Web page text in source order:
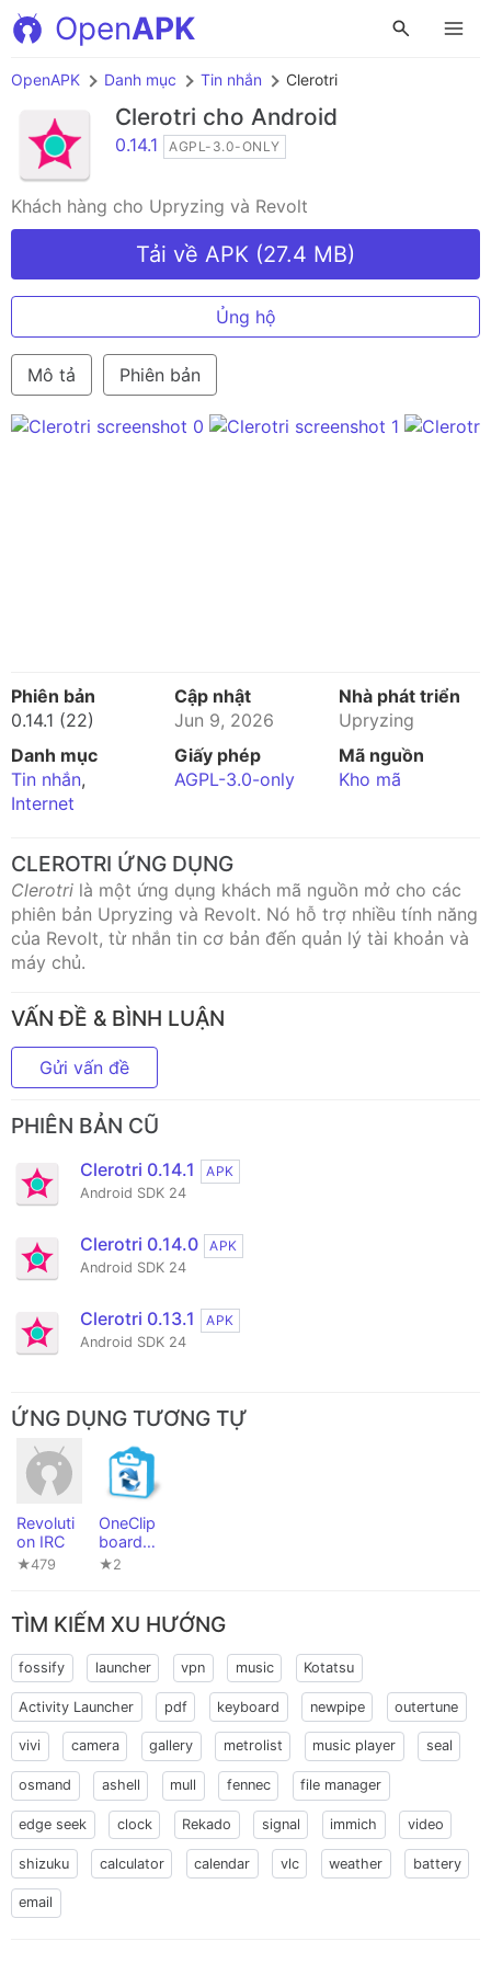
OpenAPK
OpenAPK Danh mục Tin nhắn Clerotri
Clerotri cho Android
0.14.1 AGPL-3.0-ONLY
Khách hàng cho Upryzing và Revolt
Tải về APK (27.4 MB)
Ủng hộ
Mô tả Phiên bản
Phiên bản
0.14.1 (22)
Cập nhật
Jun 9, 2026
Nhà phát triển
Upryzing
Danh mục
Tin nhắn,
Internet
Giấy phép
AGPL-3.0-only
Mã nguồn
Kho mã
CLEROTRI ỨNG DỤNG
Clerotri là một ứng dụng khách mã nguồn mở cho các
phiên bản Upryzing và Revolt. Nó hỗ trợ nhiều tính năng
của Revolt, từ nhắn tin cơ bản đến quản lý tài khoản và
máy chủ.
VẤN ĐỀ & BÌNH LUẬN
Gửi vấn đề
PHIÊN BẢN CŨ
Clerotri 0.14.1
APK
Android SDK 24
Clerotri 0.14.0
APK
Android SDK 24
Clerotri 0.13.1
APK
Android SDK 24
ỨNG DỤNG TƯƠNG TỰ
Revoluti
on IRC
★479
OneClip
board
Server
★2
TÌM KIẾM XU HƯỚNG
fossify launcher vpn music Kotatsu
Activity Launcher pdf keyboard newpipe outertune
vivi camera gallery metrolist music player seal
osmand ashell mull fennec file manager
edge seek clock Rekado signal immich video
shizuku calculator calendar vlc weather battery
email